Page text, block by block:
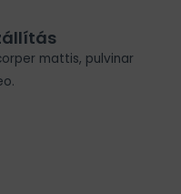
mattis, pulvinar